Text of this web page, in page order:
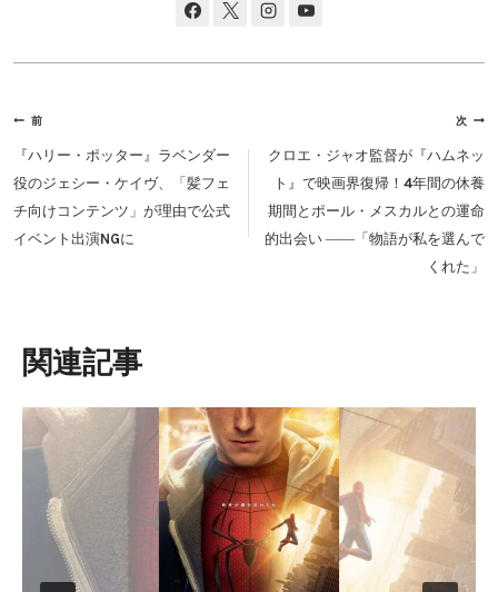
投
稿
ナ
ビ
ゲ
ン
前
『ハリー・ポッター』ラベンダー
役のジェシー・ケイヴ、「髪フェ
チ向けコンテンツ」が理由で公式
イベント出演NGに
次
クロエ・ジャオ監督が『ハムネッ
ト』で映画界復帰！4年間の休養
期間とポール・メスカルとの運命
的出会い ――「物語が私を選んで
くれた」
類似投稿